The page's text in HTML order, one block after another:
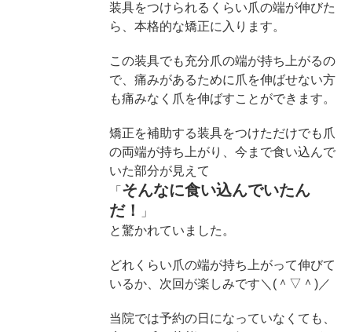
装具をつけられるくらい爪の端が伸びた
ら、本格的な矯正に入ります。
この装具でも充分爪の端が持ち上がるの
で、痛みがあるために爪を伸ばせない方
も痛みなく爪を伸ばすことができます。
矯正を補助する装具をつけただけでも爪
の両端が持ち上がり、今まで食い込んで
いた部分が見えて
「 そんなに食い込んでいたん
だ！
」
と驚かれていました。
どれくらい爪の端が持ち上がって伸びて
いるか、次回が楽しみです＼(＾▽＾)／
当院では予約の日になっていなくても、